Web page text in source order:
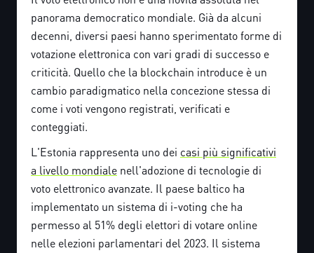
panorama democratico mondiale. Già da alcuni
decenni, diversi paesi hanno sperimentato forme di
votazione elettronica con vari gradi di successo e
criticità. Quello che la blockchain introduce è un
cambio paradigmatico nella concezione stessa di
come i voti vengono registrati, verificati e
conteggiati.
L'Estonia rappresenta uno dei casi più significativi
a livello mondiale nell'adozione di tecnologie di
voto elettronico avanzate. Il paese baltico ha
implementato un sistema di i-voting che ha
permesso al 51% degli elettori di votare online
nelle elezioni parlamentari del 2023. Il sistema